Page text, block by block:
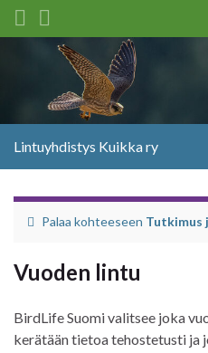
Search for:
Lintuyhdistys Kuikka ry
Palaa kohteeseen Tutkimus
Vuoden lintu
BirdLife Suomi valitsee joka
kerätään tietoa tehostetusti ja